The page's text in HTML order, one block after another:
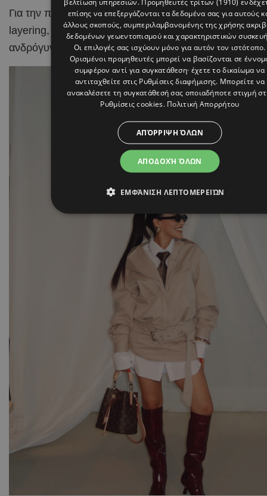
Για την πρώτη ημέρα, η Άντρια Λάμπρου επένδυσε
layering, δημιουργώντας ένα κομψό και δομημένο
ανδρόγυνες αναφορές.
επίσης να επεξεργάζονται τα δεδομένα σας για αυτούς
άλλους σκοπούς, συμπεριλαμβανομένης της χρήσης
δεδομένων γεωεντοπισμού και χαρακτηριστικών
Οι επιλογές σας ισχύουν μόνο για αυτόν τον ιστότοπο.
Ορισμένοι προμηθευτές μπορεί να βασίζονται σε
συμφέρον αντί για συγκατάθεση· έχετε το δικαίωμα να
αντιταχθείτε στις Ρυθμίσεις διαφήμισης. Μπορείτε να
ανακαλέσετε τη συγκατάθεσή σας οποιαδήποτε στιγμή
Ρυθμίσεις cookies. Πολιτική Απορρήτου
ΑΠΟΔΟΧΉ ΌΛΩΝ
ΑΠΌΡΡΙΨΗ ΌΛΩΝ
ΕΜΦΆΝΙΣΗ ΛΕΠΤΟΜΕΡΕΙΏΝ